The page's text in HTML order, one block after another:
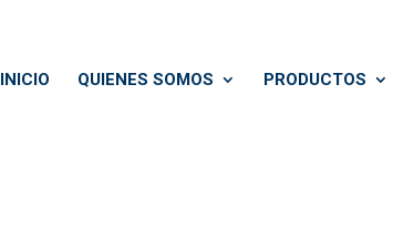
INICIO QUIENES SOMOS PRODUCTOS